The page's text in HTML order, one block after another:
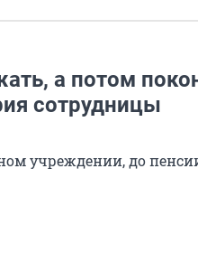
а потом
сотрудницы
учреждении, до